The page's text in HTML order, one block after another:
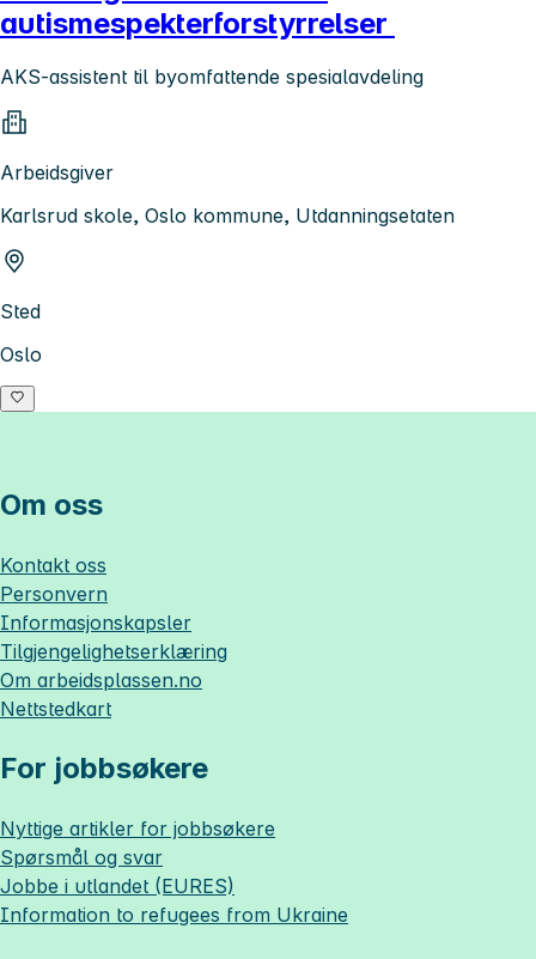
autismespekterforstyrrelser
AKS-assistent til byomfattende spesialavdeling
Arbeidsgiver
Karlsrud skole, Oslo kommune, Utdanningsetaten
Sted
Oslo
Om oss
Kontakt oss
Personvern
Informasjonskapsler
Tilgjengelighetserklæring
Om arbeidsplassen.no
Nettstedkart
For jobbsøkere
Nyttige artikler for jobbsøkere
Spørsmål og svar
Jobbe i utlandet (EURES)
Information to refugees from Ukraine